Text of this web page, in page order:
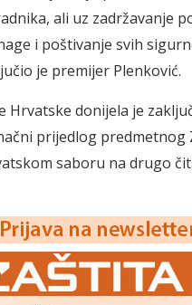
ali uz zadržavanje
i poštivanje svih
je premijer Plenković.
Hrvatske donijela je
prijedlog predmetnog
saboru na drugo